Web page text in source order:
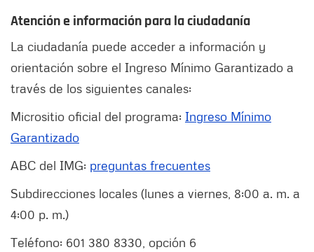
Atención e información para la ciudadanía
La ciudadanía puede acceder a información y
orientación sobre el Ingreso Mínimo Garantizado a
través de los siguientes canales:
Micrositio oficial del programa: Ingreso Mínimo
Garantizado
ABC del IMG: preguntas frecuentes
Subdirecciones locales (lunes a viernes, 8:00 a. m. a
4:00 p. m.)
Teléfono: 601 380 8330, opción 6